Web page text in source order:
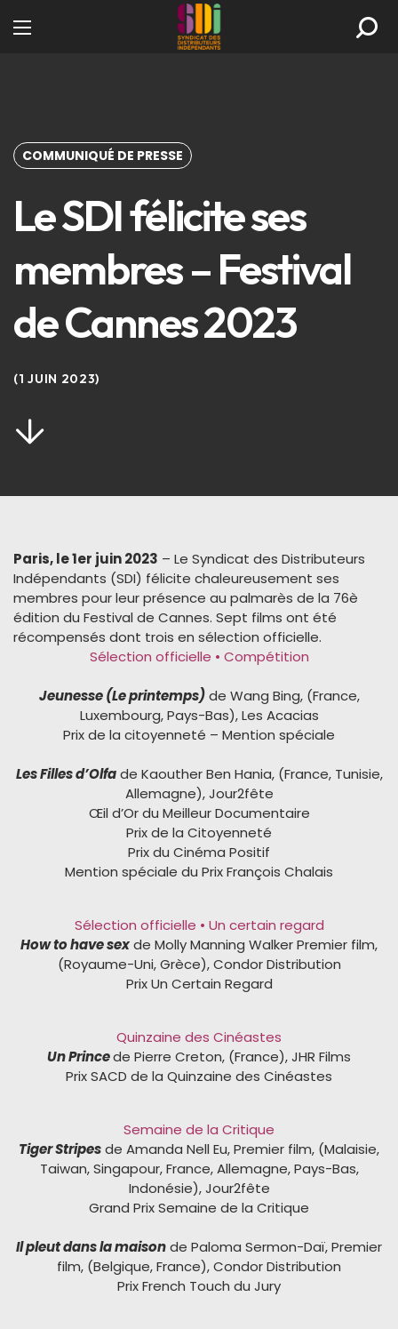
COMMUNIQUÉ DE PRESSE
Le SDI félicite ses
membres – Festival
de Cannes 2023
1 JUIN 2023
Paris, le 1er juin 2023 – Le Syndicat des Distributeurs
Indépendants (SDI) félicite chaleureusement ses
membres pour leur présence au palmarès de la 76è
édition du Festival de Cannes. Sept films ont été
récompensés dont trois en sélection officielle.
Sélection officielle • Compétition
Jeunesse (Le printemps)de Wang Bing, (France,
Luxembourg, Pays-Bas), Les Acacias
Prix de la citoyenneté – Mention spéciale
Les Filles d’Olfade Kaouther Ben Hania, (France, Tunisie,
Allemagne), Jour2fête
Œil d’Or du Meilleur Documentaire
Prix de la Citoyenneté
Prix du Cinéma Positif
Mention spéciale du Prix François Chalais
Sélection officielle • Un certain regard
How to have sexde Molly Manning Walker Premier film,
(Royaume-Uni, Grèce), Condor Distribution
Prix Un Certain Regard
Quinzaine des Cinéastes
Un Princede Pierre Creton, (France), JHR Films
Prix SACD de la Quinzaine des Cinéastes
Semaine de la Critique
Tiger Stripesde Amanda Nell Eu, Premier film, (Malaisie,
Taiwan, Singapour, France, Allemagne, Pays-Bas,
Indonésie), Jour2fête
Grand Prix Semaine de la Critique
Il pleut dans la maisonde Paloma Sermon-Daï, Premier
film, (Belgique, France), Condor Distribution
Prix French Touch du Jury